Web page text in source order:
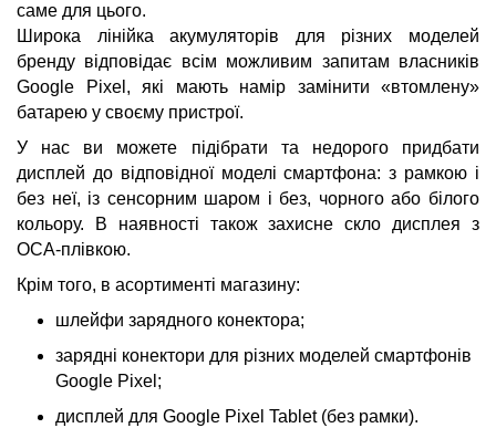
саме для цього.
Широка лінійка акумуляторів для різних моделей
бренду відповідає всім можливим запитам власників
Google Pixel, які мають намір замінити «втомлену»
батарею у своєму пристрої.
У нас ви можете підібрати та недорого придбати
дисплей до відповідної моделі смартфона: з рамкою і
без неї, із сенсорним шаром і без, чорного або білого
кольору. В наявності також захисне скло дисплея з
ОСА-плівкою.
Крім того, в асортименті магазину:
шлейфи зарядного конектора;
зарядні конектори для різних моделей смартфонів
Google Pixel;
дисплей для Google Pixel Tablet (без рамки).